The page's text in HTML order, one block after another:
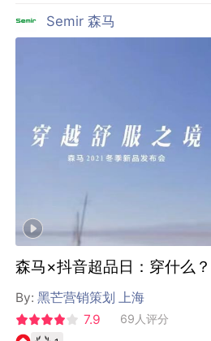
Semir 森马
森马×抖音超品日：穿什么
By:黑芒营销策划 上海
7.9
69人评分